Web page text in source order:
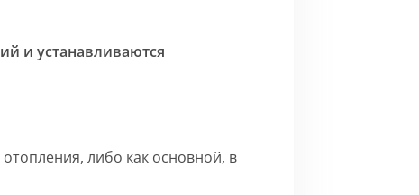
и устанавливаются
либо как основной, в